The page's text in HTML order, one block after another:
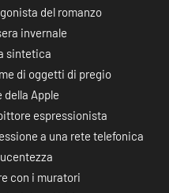
del romanzo
invernale
sintetica
di oggetti di pregio
della Apple
espressionista
a una rete telefonica
con i muratori